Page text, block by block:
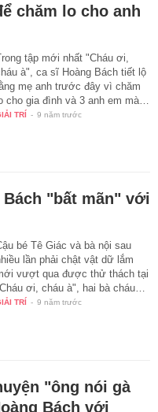
chăm lo cho anh
tập mới nhất "Cháu ơi,
à", ca sĩ Hoàng Bách tiết lộ
mẹ anh trước đây vì chăm
cho gia đình và 3 anh em mà…
TRÍ - 9 năm trước
Bách "bất mãn" với
bé Tê Giác và bà nội sau
lần phải chật vật dữ lắm
vượt qua được thử thách tại
ơi, cháu à", hai bà cháu…
TRÍ - 9 năm trước
"ông nói gà
Bách với